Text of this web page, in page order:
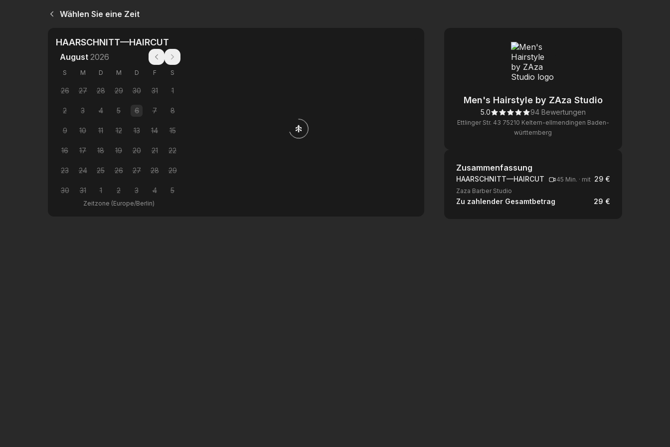
Wählen Sie eine Zeit
HAARSCHNITT—HAIRCUT
August 2026
S M D M D F S
26 27 28 29 30 31 1
2 3 4 5 6 7 8
9 10 11 12 13 14 15
16 17 18 19 20 21 22
23 24 25 26 27 28 29
30 31 1 2 3 4 5
Zeitzone (Europe/Berlin)
Men's Hairstyle by ZAza Studio
5.0 94 Bewertungen
Ettlinger Str. 43 75210 Keltern-ellmendingen Baden-
württemberg
Zusammenfassung
Zusammenfassung
HAARSCHNITT—HAIRCUT 45 Min. · mit
Zaza Barber Studio
29 €
Zu zahlender Gesamtbetrag 29 €